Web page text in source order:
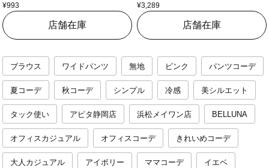
¥993
店舗在庫
¥3,289
店舗在庫
ブラウス ワイドパンツ 無地 ピンク パンツコーデ
夏コーデ 秋コーデ シンプル 冷感 美シルエット
タック使い アピタ静岡店 浜松メイワン店 BELLUNA
オフィスカジュアル オフィスコーデ きれいめコーデ
大人カジュアル アイボリー ママコーデ イエベ